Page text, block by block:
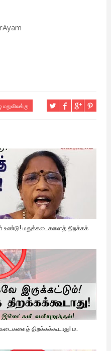
மதுவிலக்கு
உண்டு! மதுக்கடைகளைத் திறக்கக்
திறக்கக்கூடாது! ம.